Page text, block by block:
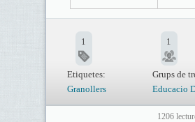
1
Etiquetes:
Granollers
1
Grups de
Educacio
1206